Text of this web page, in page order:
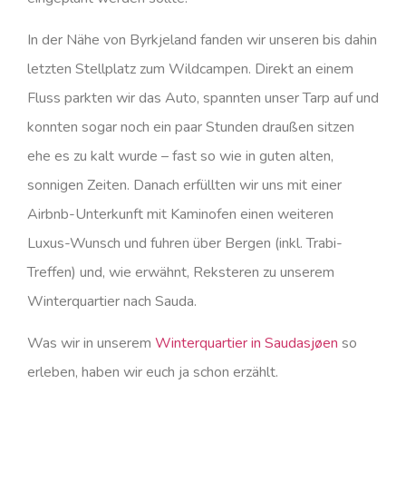
In der Nähe von Byrkjeland fanden wir unseren bis dahin
letzten Stellplatz zum Wildcampen. Direkt an einem
Fluss parkten wir das Auto, spannten unser Tarp auf und
konnten sogar noch ein paar Stunden draußen sitzen
ehe es zu kalt wurde – fast so wie in guten alten,
sonnigen Zeiten. Danach erfüllten wir uns mit einer
Airbnb-Unterkunft mit Kaminofen einen weiteren
Luxus-Wunsch und fuhren über Bergen (inkl. Trabi-
Treffen) und, wie erwähnt, Reksteren zu unserem
Winterquartier nach Sauda.
Was wir in unserem Winterquartier in Saudasjøen so
erleben, haben wir euch ja schon erzählt.